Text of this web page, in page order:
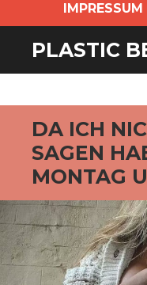
IMPRESSUM
PLASTIC
DA ICH
SAGEN
MONTAG